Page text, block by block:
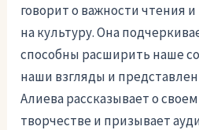
говорит о важности чтения
на культуру. Она
способны расширить наше
наши взгляды и
Алиева рассказывает о
творчестве и призывает